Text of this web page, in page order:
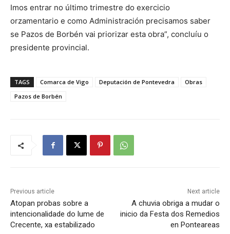
Imos entrar no último trimestre do exercicio
orzamentario e como Administración precisamos saber
se Pazos de Borbén vai priorizar esta obra”, concluíu o
presidente provincial.
TAGS Comarca de Vigo Deputación de Pontevedra
Obras
Pazos de Borbén
Previous article
Atopan probas sobre a
intencionalidade do lume de
Crecente, xa estabilizado
Next article
A chuvia obriga a mudar o
inicio da Festa dos Remedios
en Ponteareas